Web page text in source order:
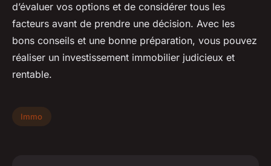
d’évaluer vos options et de considérer tous les
facteurs avant de prendre une décision. Avec les
bons conseils et une bonne préparation, vous pouvez
réaliser un investissement immobilier judicieux et
rentable.
Immo